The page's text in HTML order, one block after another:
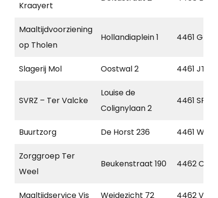
Kraayert
Maaltijdvoorziening
op Tholen
Hollandiaplein 1 4461 GT
Slagerij Mol Oostwal 2 4461 JT
SVRZ – Ter Valcke
Louise de
Colignylaan 2
4461 SP
Buurtzorg De Horst 236 4461 WZ
Zorggroep Ter
Weel
Beukenstraat 190 4462 CB
Maaltijdservice Vis Weidezicht 72 4462 VM